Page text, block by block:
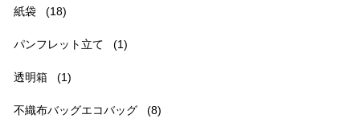
紙袋 (18)
パンフレット立て (1)
透明箱 (1)
不織布バッグエコバッグ (8)